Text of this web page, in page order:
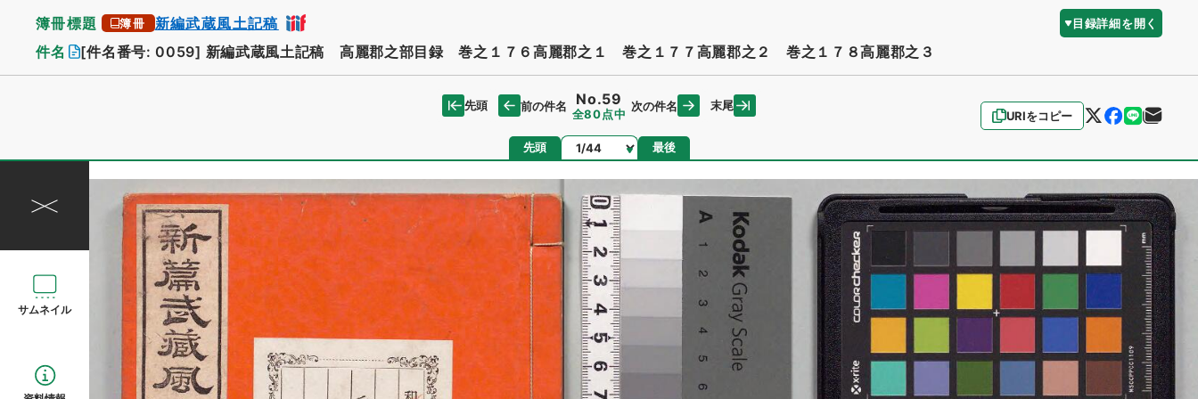
簿冊標題 簿冊 新編武蔵風土記稿 目録詳細を開く
件名 [件名番号: 0059] 新編武蔵風土記稿 高麗郡之部目録 巻之１７６高麗郡之１ 巻之１７７高麗郡之２ 巻之１７８高麗郡之３
URIをコピー
先頭 前の件名 No.59
全80点中
次の件名 末尾
先頭 ページ 最後
サムネイル